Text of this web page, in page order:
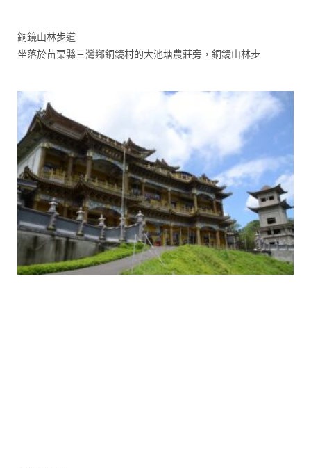
銅鏡山林步道
坐落於苗栗縣三灣鄉銅鏡村的大池塘農莊旁，銅鏡山林步